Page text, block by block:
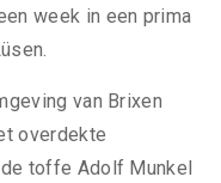
week in een prima
van Brixen
overdekte
toffe Adolf Munkel